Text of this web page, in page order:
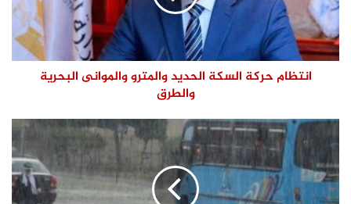
انتظام حركة السكة الحديد والمترو والموانى البحرية
والطرق